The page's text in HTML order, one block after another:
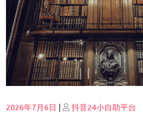
Posted
2026年7月6日 | Posted
抖音24小自助平台